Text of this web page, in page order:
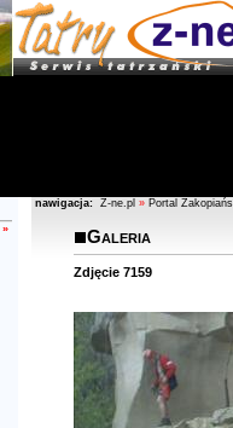
»
nawigacja: Z-ne.pl » Portal
Galeria
Zdjęcie 7159